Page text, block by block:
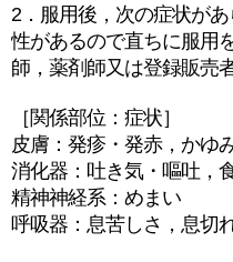
2．服用後，次の症状が
性があるので直ちに服用
師，薬剤師又は登録販売
［関係部位：症状］
皮膚：発疹・発赤，かゆ
消化器：吐き気・嘔吐，
精神神経系：めまい
呼吸器：息苦しさ，息切